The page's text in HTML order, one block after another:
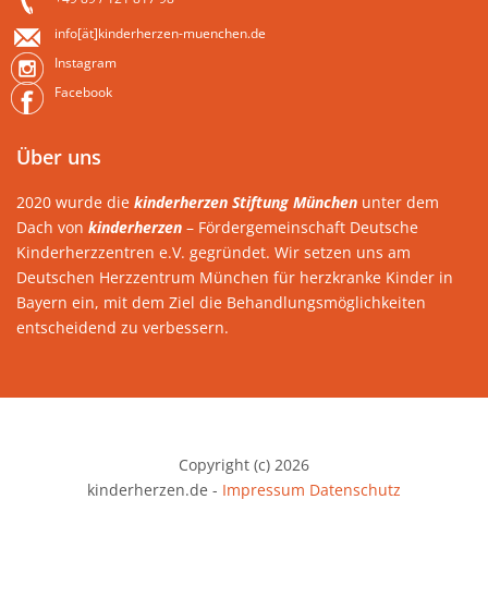
info[ät]kinderherzen-muenchen.de
Instagram
Facebook
Über uns
2020 wurde die kinderherzen Stiftung München unter dem
Dach von kinderherzen – Fördergemeinschaft Deutsche
Kinderherzzentren e.V. gegründet. Wir setzen uns am
Deutschen Herzzentrum München für herzkranke Kinder in
Bayern ein, mit dem Ziel die Behandlungsmöglichkeiten
entscheidend zu verbessern.
Copyright (c) 2026
kinderherzen.de - Impressum Datenschutz